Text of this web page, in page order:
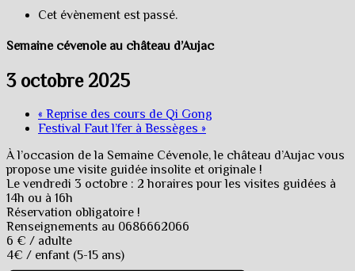
Cet évènement est passé.
Semaine cévenole au château d’Aujac
3 octobre 2025
« Reprise des cours de Qi Gong
Festival Faut l’fer à Bessèges »
À l’occasion de la Semaine Cévenole, le château d’Aujac vous
propose une visite guidée insolite et originale !
Le vendredi 3 octobre : 2 horaires pour les visites guidées à
14h ou à 16h
Réservation obligatoire !
Renseignements au 0686662066
6 € / adulte
4€ / enfant (5-15 ans)